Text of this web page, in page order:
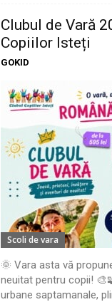
Clubul de Vară
Copiilor Isteți
GOKID
Scoli de vara
🌞 Vara asta vă
neuitat pentru copii!
urbane saptamanale,